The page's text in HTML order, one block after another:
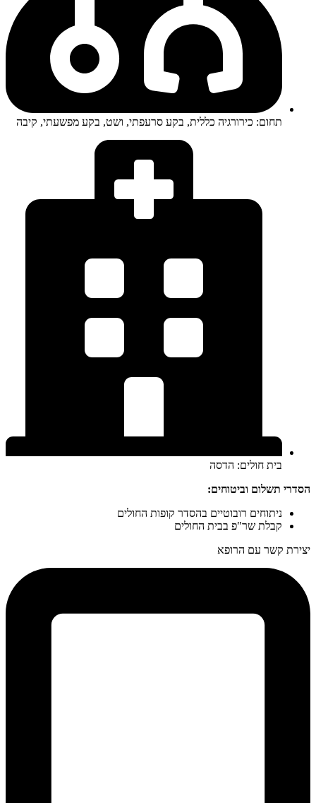
תחום: כירורגיה כללית, בקע סרעפתי, ושט, בקע מפשעתי, קיבה
בית חולים: הדסה
הסדרי תשלום וביטוחים:
ניתוחים רובוטיים בהסדר קופות החולים
קבלת שר"פ בבית החולים
יצירת קשר עם הרופא